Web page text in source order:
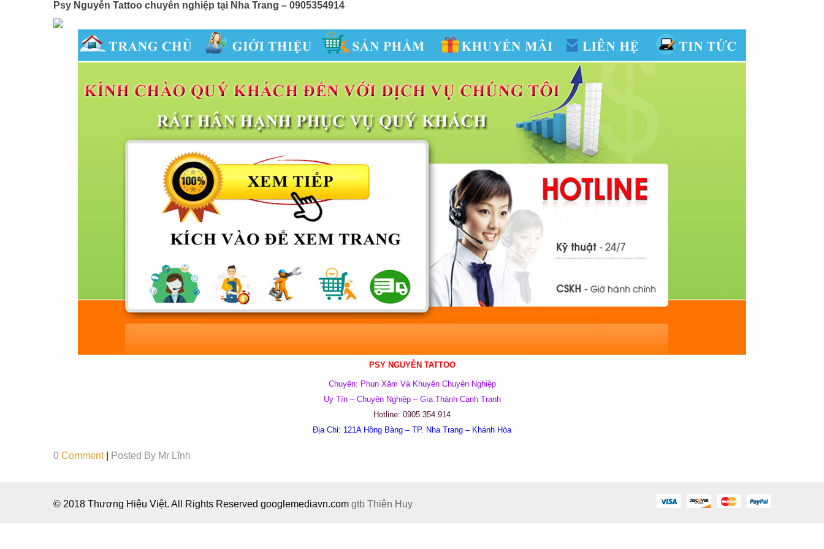
Psy Nguyễn Tattoo chuyên nghiệp tại Nha Trang – 0905354914
PSY NGUYỄN TATTOO
Chuyên: Phun Xăm Và Khuyên Chuyên Nghiệp
Uy Tín – Chuyên Nghiệp – Gía Thành Cạnh Tranh
Hotline: 0905.354.914
Địa Chỉ: 121A Hồng Bàng – TP. Nha Trang – Khánh Hòa
0 Comment Posted By Mr Lĩnh
© 2018 Thương Hiệu Việt. All Rights Reserved googlemediavn.com gtb Thiên Huy